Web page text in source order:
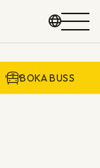
BOKA BUSS